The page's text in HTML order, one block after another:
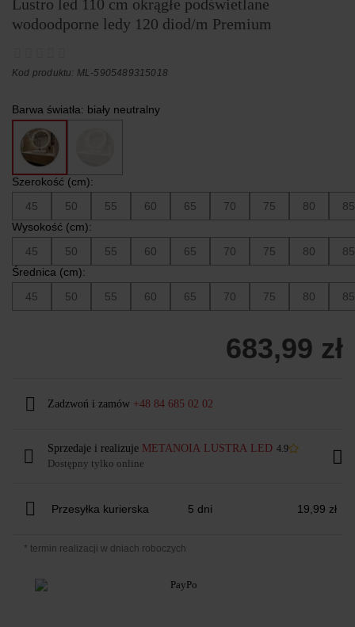
Lustro led 110 cm okrągłe podświetlane
wodoodporne ledy 120 diod/m Premium
Kod produktu: ML-5905489315018
Barwa światła: biały neutralny
Szerokość (cm):
45
50 55 60 65 70 75 80
85
Wysokość (cm):
45
50 55 60 65 70 75 80
85
Średnica (cm):
45
50 55 60 65 70 75 80 85
683,99 zł
Zadzwoń i zamów +48 84 685 02 02
Sprzedaje i realizuje METANOIA LUSTRA LED 4.9
Dostępny tylko online
Przesyłka kurierska 5 dni 19,99 zł
* termin realizacji w dniach roboczych